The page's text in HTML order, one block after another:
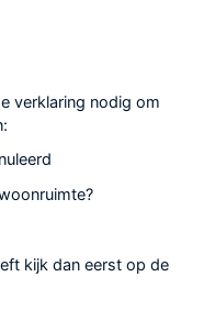
verklaring nodig om
kijk dan eerst op de